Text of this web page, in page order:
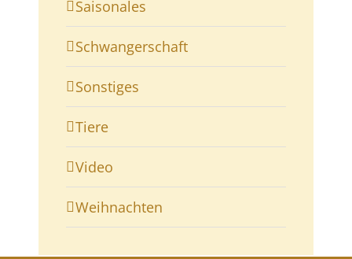
Saisonales
Schwangerschaft
Sonstiges
Tiere
Video
Weihnachten